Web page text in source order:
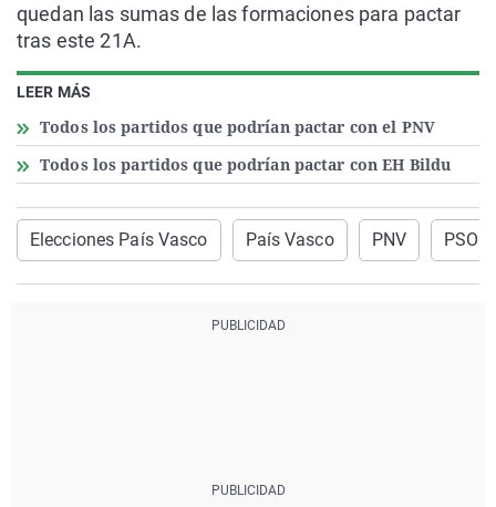
LEER MÁS
Todos los partidos que podrían pactar con el PNV
Todos los partidos que podrían pactar con EH Bildu
quedan las sumas de las formaciones para pactar
tras este 21A.
Elecciones País Vasco País Vasco PNV PSOE